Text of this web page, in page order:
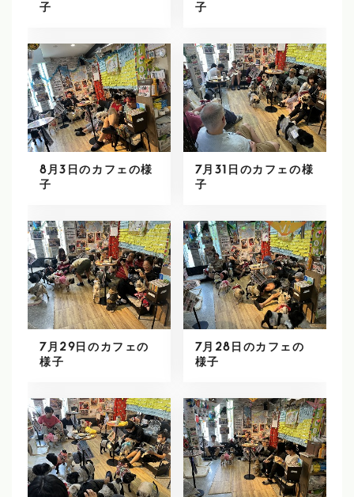
子
子
8月3日のカフェの様
子
7月31日のカフェの様
子
7月29日のカフェの
様子
7月28日のカフェの
様子